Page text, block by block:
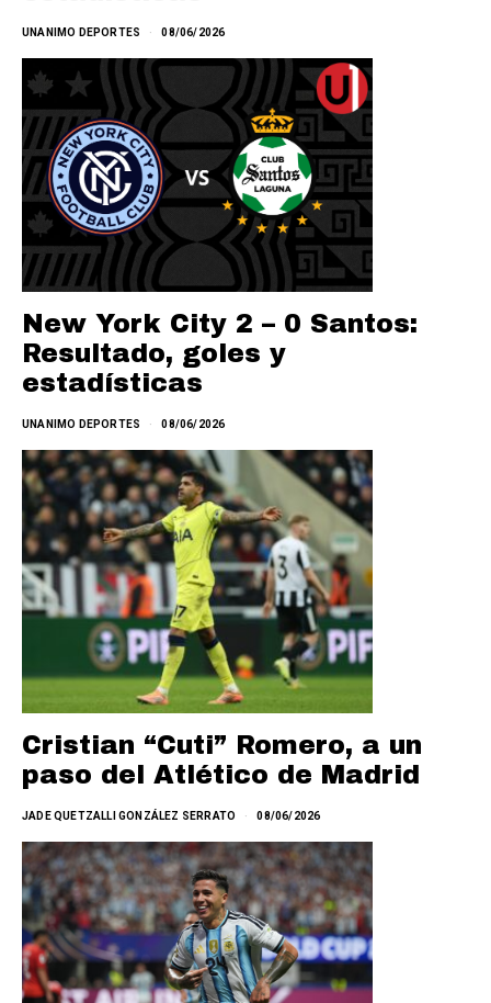
UNANIMO DEPORTES 08/06/2026
New York City 2 – 0 Santos:
Resultado, goles y
estadísticas
UNANIMO DEPORTES 08/06/2026
Cristian “Cuti” Romero, a un
paso del Atlético de Madrid
JADE QUETZALLI GONZÁLEZ SERRATO 08/06/2026